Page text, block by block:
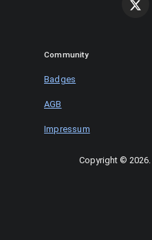
Community
Badges
AGB
Impressum
Copyright © 2026.